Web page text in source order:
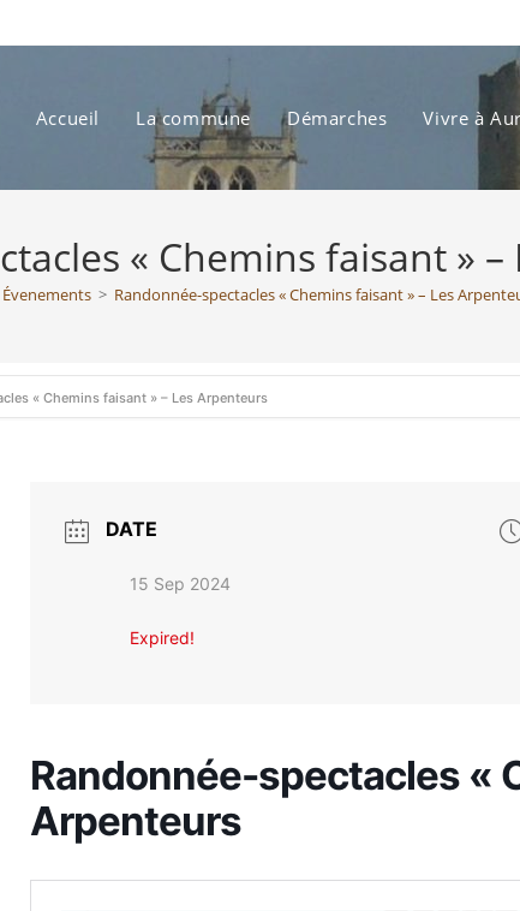
Accueil La commune Démarches Vivre à
« Chemins faisant »
Évenements > Randonnée-spectacles « Chemins faisant » – Les
« Chemins faisant » – Les Arpenteurs
DATE
15 Sep 2024
Expired!
Randonnée-spectacles «
Arpenteurs